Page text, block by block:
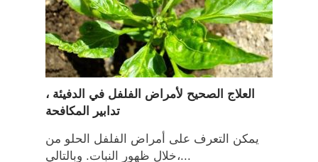
العلاج الصحيح لأمراض الفلفل في الدفيئة ،
تدابير المكافحة
يمكن التعرف على أمراض الفلفل الحلو من
خلال ظهور النبات. وبالتالي،...